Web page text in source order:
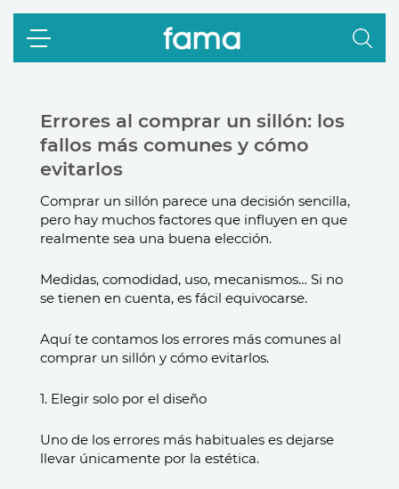
Errores al comprar un sillón: los
fallos más comunes y cómo
evitarlos
Comprar un sillón parece una decisión sencilla,
pero hay muchos factores que influyen en que
realmente sea una buena elección.
Medidas, comodidad, uso, mecanismos… Si no
se tienen en cuenta, es fácil equivocarse.
Aquí te contamos los errores más comunes al
comprar un sillón y cómo evitarlos.
1. Elegir solo por el diseño
Uno de los errores más habituales es dejarse
llevar únicamente por la estética.